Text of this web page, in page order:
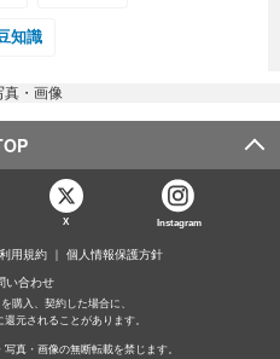
知識
真・画像
X Instagram
利用規約 個人情報保護方針
い合わせ
購入、契約した場合に、
元されることがあります。
真・画像の無断転載を禁じます。